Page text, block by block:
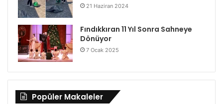
21 Haziran 2024
Fındıkkıran 11 Yıl Sonra Sahneye
Dönüyor
7 Ocak 2025
Popüler Makaleler